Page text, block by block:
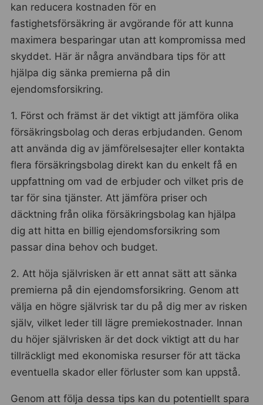
kan reducera kostnaden för en
fastighetsförsäkring är avgörande för att kunna
maximera besparingar utan att kompromissa med
skyddet. Här är några användbara tips för att
hjälpa dig sänka premierna på din
ejendomsforsikring.
1. Först och främst är det viktigt att jämföra olika
försäkringsbolag och deras erbjudanden. Genom
att använda dig av jämförelsesajter eller kontakta
flera försäkringsbolag direkt kan du enkelt få en
uppfattning om vad de erbjuder och vilket pris de
tar för sina tjänster. Att jämföra priser och
däcktning från olika försäkringsbolag kan hjälpa
dig att hitta en billig ejendomsforsikring som
passar dina behov och budget.
2. Att höja självrisken är ett annat sätt att sänka
premierna på din ejendomsforsikring. Genom att
välja en högre självrisk tar du på dig mer av risken
själv, vilket leder till lägre premiekostnader. Innan
du höjer självrisken är det dock viktigt att du har
tillräckligt med ekonomiska resurser för att täcka
eventuella skador eller förluster som kan uppstå.
Genom att följa dessa tips kan du potentiellt spara